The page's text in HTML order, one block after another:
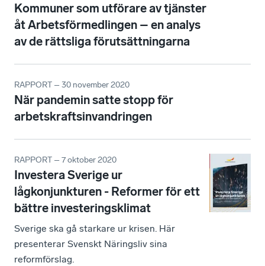
Kommuner som utförare av tjänster
åt Arbetsförmedlingen – en analys
av de rättsliga förutsättningarna
RAPPORT – 30 november 2020
När pandemin satte stopp för
arbetskraftsinvandringen
RAPPORT – 7 oktober 2020
Investera Sverige ur
lågkonjunkturen - Reformer för ett
bättre investeringsklimat
Sverige ska gå starkare ur krisen. Här
presenterar Svenskt Näringsliv sina
reformförslag.